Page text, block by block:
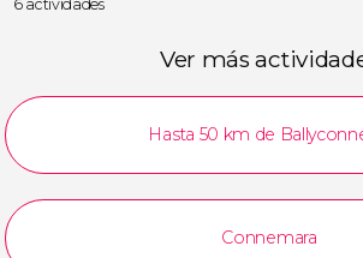
6 actividades
Ver más
Hasta 50 km de
Connemara